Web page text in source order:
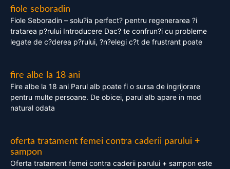
fiole seboradin
Fiole Seboradin – solu?ia perfect? pentru regenerarea ?i
tratarea p?rului Introducere Dac? te confrun?i cu probleme
legate de c?derea p?rului, ?n?elegi c?t de frustrant poate
fire albe la 18 ani
Fire albe la 18 ani Parul alb poate fi o sursa de ingrijorare
pentru multe persoane. De obicei, parul alb apare in mod
natural odata
oferta tratament femei contra caderii parului +
sampon
Oferta tratament femei contra caderii parului + sampon este